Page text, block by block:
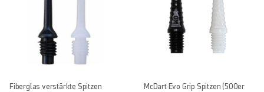
Fiberglas verstärkte Spitzen
McDart Evo Grip Spitzen (500er